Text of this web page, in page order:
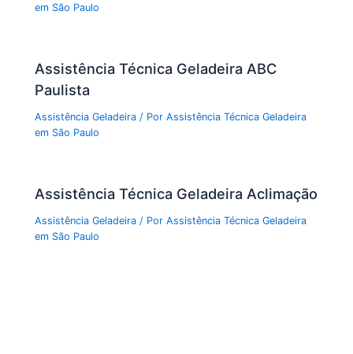
em São Paulo
Assistência Técnica Geladeira ABC
Paulista
Assistência Geladeira / PorAssistência Técnica Geladeira
em São Paulo
Assistência Técnica Geladeira Aclimação
Assistência Geladeira / PorAssistência Técnica Geladeira
em São Paulo